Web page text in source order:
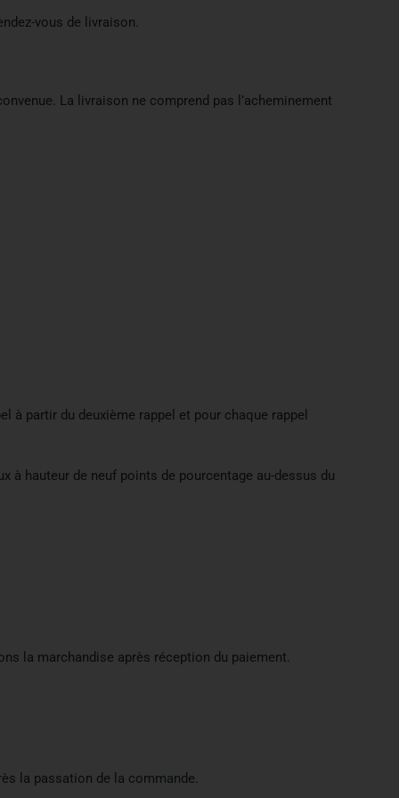
vous de livraison.
La livraison ne comprend pas l’acheminement
à partir du deuxième rappel et pour chaque rappel
hauteur de neuf points de pourcentage au-dessus du
la marchandise après réception du paiement.
la passation de la commande.